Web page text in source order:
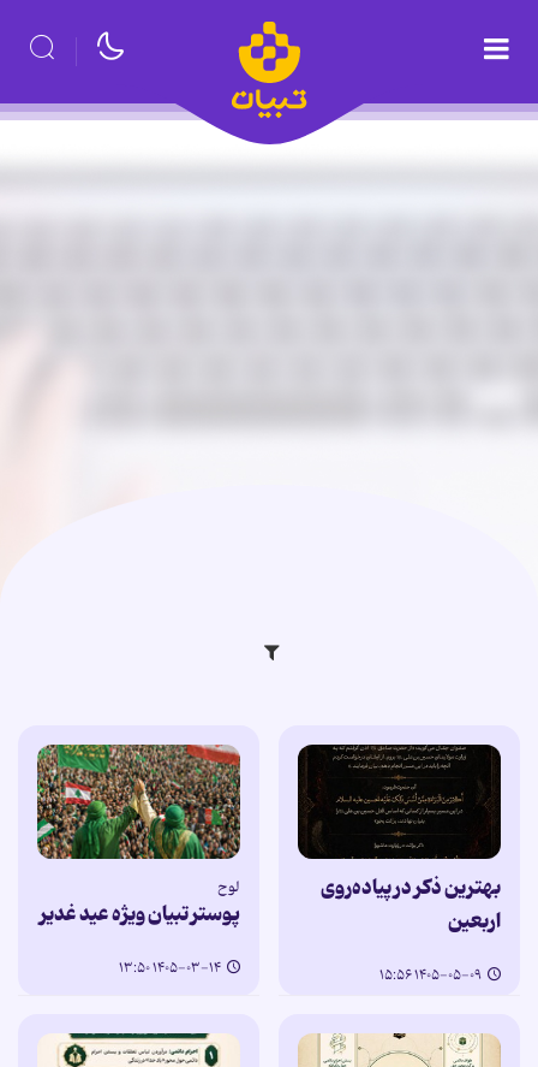
بهترین ذکر در پیاده‌روی
اربعین
۱۴۰۵-۰۵-۰۹ ۱۵:۵۶
لوح
پوستر تبیان ویژه عید غدیر
۱۴۰۵-۰۳-۱۴ ۱۳:۵۰